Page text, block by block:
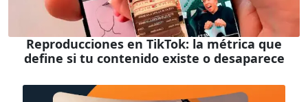
Reproducciones en TikTok: la métrica que
define si tu contenido existe o desaparece